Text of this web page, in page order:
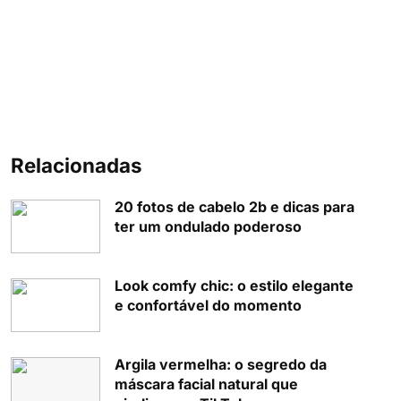
Relacionadas
20 fotos de cabelo 2b e dicas para
ter um ondulado poderoso
Look comfy chic: o estilo elegante
e confortável do momento
Argila vermelha: o segredo da
máscara facial natural que